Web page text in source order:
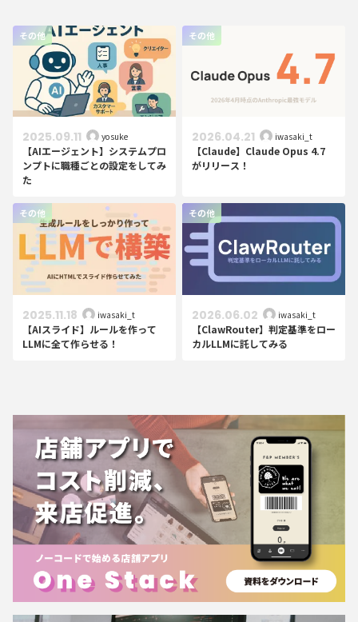
その他
【AIエージェント】システムプロ
ンプトに職種ごとの設定をしてみ
た
2025.09.11 yosuke
その他
【Claude】Claude Opus 4.7
がリリース！
2026.04.21 iwasaki_t
その他
【AIスライド】ルールを作って
LLMに全て作らせる！
2025.11.18 iwasaki_t
その他
【ClawRouter】判定基準をロー
カルLLMに託してみる
2026.06.02 iwasaki_t